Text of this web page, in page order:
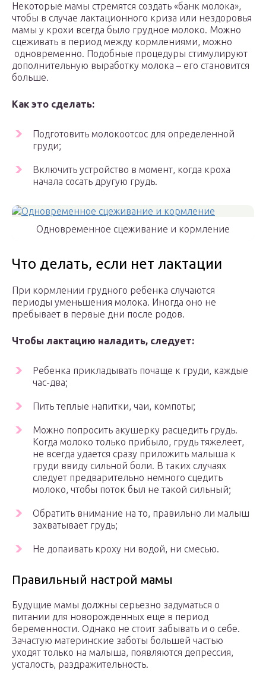
Некоторые мамы стремятся создать «банк молока»,
чтобы в случае лактационного криза или нездоровья
мамы у крохи всегда было грудное молоко. Можно
сцеживать в период между кормлениями, можно
одновременно. Подобные процедуры стимулируют
дополнительную выработку молока – его становится
больше.
Как это сделать:
Подготовить молокоотсос для определенной
груди;
Включить устройство в момент, когда кроха
начала сосать другую грудь.
Одновременное сцеживание и кормление
Что делать, если нет лактации
При кормлении грудного ребенка случаются
периоды уменьшения молока. Иногда оно не
пребывает в первые дни после родов.
Чтобы лактацию наладить, следует:
Ребенка прикладывать почаще к груди, каждые
час-два;
Пить теплые напитки, чаи, компоты;
Можно попросить акушерку расцедить грудь.
Когда молоко только прибыло, грудь тяжелеет,
не всегда удается сразу приложить малыша к
груди ввиду сильной боли. В таких случаях
следует предварительно немного сцедить
молоко, чтобы поток был не такой сильный;
Обратить внимание на то, правильно ли малыш
захватывает грудь;
Не допаивать кроху ни водой, ни смесью.
Правильный настрой мамы
Будущие мамы должны серьезно задуматься о
питании для новорожденных еще в период
беременности. Однако не стоит забывать и о себе.
Зачастую материнские заботы большей частью
уходят только на малыша, появляются депрессия,
усталость, раздражительность.